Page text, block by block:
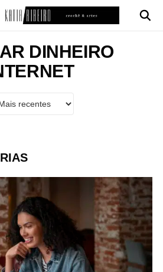
DINHEIRO